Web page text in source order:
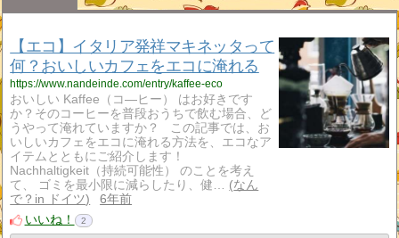
【エコ】イタリア発祥マキネッタって
何？おいしいカフェをエコに淹れる
https://www.nandeinde.com/entry/kaffee-eco
おいしい Kaffee（コ―ヒー） はお好きです
か？そのコーヒーを普段おうちで飲む場合、ど
うやって淹れていますか？ この記事では、お
いしいカフェをエコに淹れる方法を、エコなア
イテムとともにご紹介します！
Nachhaltigkeit（持続可能性） のことを考え
て、 ゴミを最小限に減らしたり、健…
なん
で？in ドイツ
6年前
いいね！
2